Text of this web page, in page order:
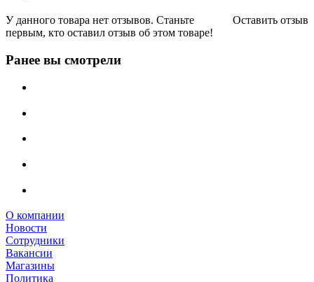
Оставить отзыв
У данного товара нет отзывов. Станьте
первым, кто оставил отзыв об этом товаре!
Ранее вы смотрели
О компании
Новости
Сотрудники
Вакансии
Магазины
Политика